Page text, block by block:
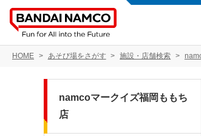
HOME あそび場をさがす 施設・店舗検索
namcoマークイズ福岡ももち
店